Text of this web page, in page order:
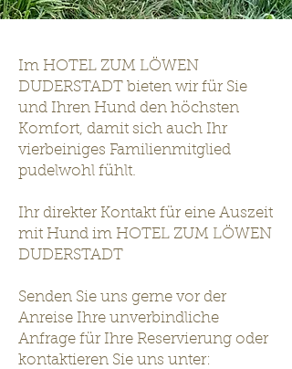
Im HOTEL ZUM LÖWEN
DUDERSTADT bieten wir für Sie
und Ihren Hund den höchsten
Komfort, damit sich auch Ihr
vierbeiniges Familienmitglied
pudelwohl fühlt.
Ihr direkter Kontakt für eine Auszeit
mit Hund im HOTEL ZUM LÖWEN
DUDERSTADT
Senden Sie uns gerne vor der
Anreise Ihre unverbindliche
Anfrage für Ihre Reservierung oder
kontaktieren Sie uns unter: